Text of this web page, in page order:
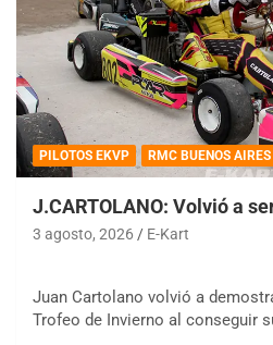
PILOTOS EKVP RMC BUENOS AIRES
J.CARTOLANO: Volvió a
3 agosto, 2026 E-Kart
Juan Cartolano volvió a
Trofeo de Invierno al conseguir
COBERTURA ESPECIAL DE E-
08/09-AGO